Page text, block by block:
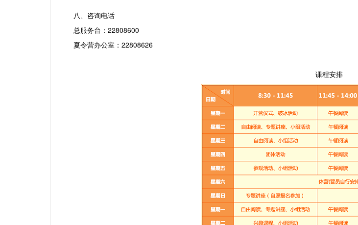
八、咨询电话
总服务台： 22808600
夏令营办公室： 22808626
课程安排